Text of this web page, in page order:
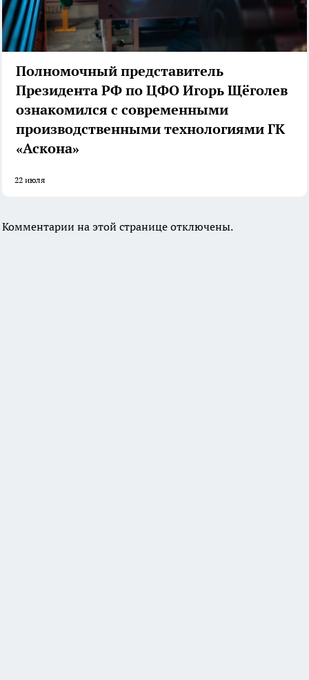
Полномочный представитель
Президента РФ по ЦФО Игорь Щёголев
ознакомился с современными
производственными технологиями ГК
«Аскона»
22 июля
Комментарии на этой странице отключены.